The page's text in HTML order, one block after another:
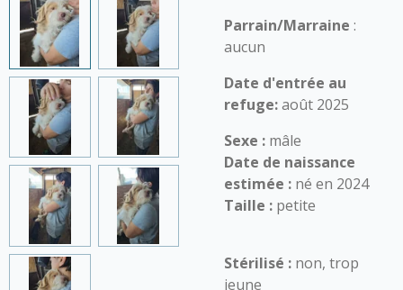
Parrain/Marraine :
aucun
Date d'entrée au
refuge:août 2025
Sexe : mâle
Date de naissance
estimée : né en 2024
Taille : petite
Stérilisé : non, trop
jeune